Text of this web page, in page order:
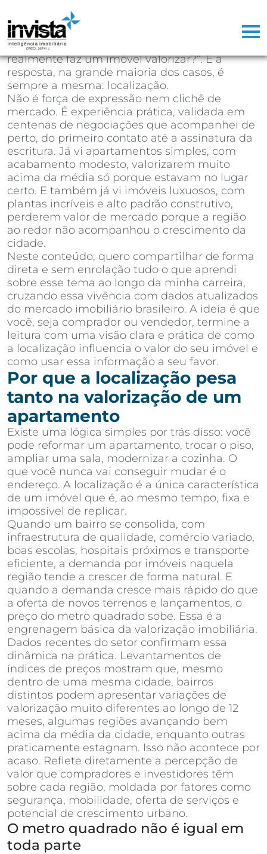
corretor de imóveis, já perdi a conta de
quantas vezes ouvi a mesma pergunta na
primeira reunião com um cliente: “o que
realmente faz um imóvel valorizar?”. E a
resposta, na grande maioria dos casos, é
sempre a mesma: localização.
Não é força de expressão nem clichê de
mercado. É experiência prática, validada em
centenas de negociações que acompanhei de
perto, do primeiro contato até a assinatura da
escritura. Já vi apartamentos simples, com
acabamento modesto, valorizarem muito
acima da média só porque estavam no lugar
certo. E também já vi imóveis luxuosos, com
plantas incríveis e alto padrão construtivo,
perderem valor de mercado porque a região
ao redor não acompanhou o crescimento da
cidade.
Neste conteúdo, quero compartilhar de forma
direta e sem enrolação tudo o que aprendi
sobre esse tema ao longo da minha carreira,
cruzando essa vivência com dados atualizados
do mercado imobiliário brasileiro. A ideia é que
você, seja comprador ou vendedor, termine a
leitura com uma visão clara e prática de como
a localização influencia o valor do seu imóvel e
como usar essa informação a seu favor.
Por que a localização pesa
tanto na valorização de um
apartamento
Existe uma lógica simples por trás disso: você
pode reformar um apartamento, trocar o piso,
ampliar uma sala, modernizar a cozinha. O
que você nunca vai conseguir mudar é o
endereço. A localização é a única característica
de um imóvel que é, ao mesmo tempo, fixa e
impossível de replicar.
Quando um bairro se consolida, com
infraestrutura de qualidade, comércio variado,
boas escolas, hospitais próximos e transporte
eficiente, a demanda por imóveis naquela
região tende a crescer de forma natural. E
quando a demanda cresce mais rápido do que
a oferta de novos terrenos e lançamentos, o
preço do metro quadrado sobe. Essa é a
engrenagem básica da valorização imobiliária.
Dados recentes do setor confirmam essa
dinâmica na prática. Levantamentos de
índices de preços mostram que, mesmo
dentro de uma mesma cidade, bairros
distintos podem apresentar variações de
valorização muito diferentes ao longo de 12
meses, algumas regiões avançando bem
acima da média da cidade, enquanto outras
praticamente estagnam. Isso não acontece por
acaso. Reflete diretamente a percepção de
valor que compradores e investidores têm
sobre cada região, moldada por fatores como
segurança, mobilidade, oferta de serviços e
potencial de crescimento urbano.
O metro quadrado não é igual em
toda parte